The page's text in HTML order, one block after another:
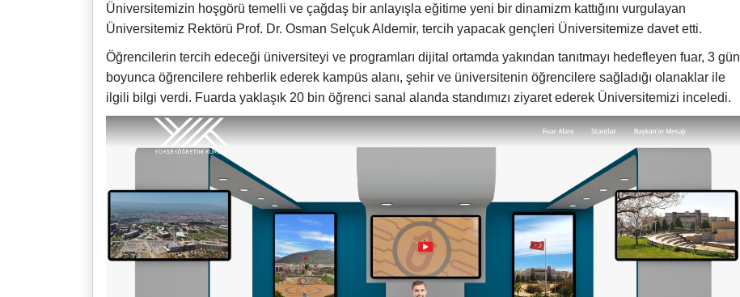
Üniversitemizin hoşgörü temelli ve çağdaş bir anlayışla eğitime yeni bir dinamizm kattığını vurgulayan
Üniversitemiz Rektörü Prof. Dr. Osman Selçuk Aldemir, tercih yapacak gençleri Üniversitemize davet etti.
Öğrencilerin tercih edeceği üniversiteyi ve programları dijital ortamda yakından tanıtmayı hedefleyen fuar, 3 gün
boyunca öğrencilere rehberlik ederek kampüs alanı, şehir ve üniversitenin öğrencilere sağladığı olanaklar ile
ilgili bilgi verdi. Fuarda yaklaşık 20 bin öğrenci sanal alanda standımızı ziyaret ederek Üniversitemizi inceledi.